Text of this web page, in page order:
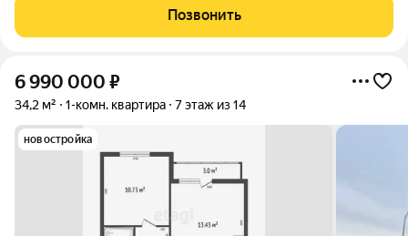
стен до перекрытий и коммуникаций Общая площадь 303,6
кв.м., на которой идеально
Позвонить
6 990 000 ₽
34,2 м² 1-комн. квартира 7 этаж из 14
новостройка